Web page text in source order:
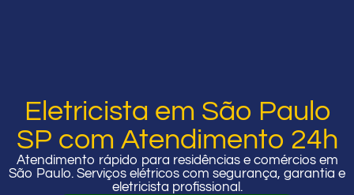
Eletricista em São Paulo
SP com Atendimento 24h
Atendimento rápido para residências e comércios em
São Paulo. Serviços elétricos com segurança, garantia e
eletricista profissional.